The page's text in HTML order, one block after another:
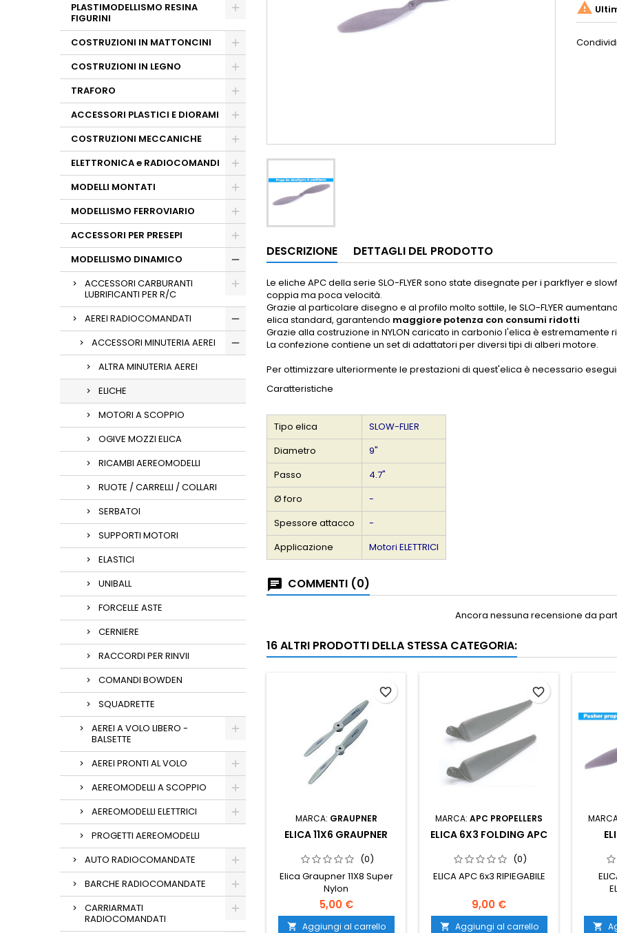
PLASTIMODELLISMO RESINA
FIGURINI
COSTRUZIONI IN MATTONCINI
COSTRUZIONI IN LEGNO
TRAFORO
ACCESSORI PLASTICI E DIORAMI
COSTRUZIONI MECCANICHE
ELETTRONICA e RADIOCOMANDI
MODELLI MONTATI
MODELLISMO FERROVIARIO
ACCESSORI PER PRESEPI
MODELLISMO DINAMICO
ACCESSORI CARBURANTI
LUBRIFICANTI PER R/C
AEREI RADIOCOMANDATI
ACCESSORI MINUTERIA AEREI
ALTRA MINUTERIA AEREI
ELICHE
MOTORI A SCOPPIO
OGIVE MOZZI ELICA
RICAMBI AEREOMODELLI
RUOTE / CARRELLI / COLLARI
SERBATOI
SUPPORTI MOTORI
ELASTICI
UNIBALL
FORCELLE ASTE
CERNIERE
RACCORDI PER RINVII
COMANDI BOWDEN
SQUADRETTE
AEREI A VOLO LIBERO -
BALSETTE
AEREI PRONTI AL VOLO
AEREOMODELLI A SCOPPIO
AEREOMODELLI ELETTRICI
PROGETTI AEREOMODELLI
AUTO RADIOCOMANDATE
BARCHE RADIOCOMANDATE
CARRIARMATI
RADIOCOMANDATI

Condividi
DESCRIZIONE DETTAGLI DEL PRODOTTO
Le eliche APC della serie SLO-FLYER sono state disegnate per i parkflyer e
coppia ma poca velocità.
Grazie al particolare disegno e al profilo molto sottile, le SLO-FLYER
elica standard, garantendo maggiore potenza con consumi ridotti
Grazie alla costruzione in NYLON caricato in carbonio l'elica è
La confezione contiene un set di adattatori per diversi tipi di alberi motore.
Per ottimizzare ulteriormente le prestazioni di quest'elica è necessario
Caratteristiche
Tipo elica
SLOW-FLIER
Diametro
9"
Passo
4.7"
Ø foro
-
Spessore attacco
-
Applicazione
Motori ELETTRICI
COMMENTI (0)
Ancora nessuna recensione da
16 ALTRI PRODOTTI DELLA STESSA CATEGORIA:
MARCA: GRAUPNER
ELICA 11X6 GRAUPNER
(0)
Elica Graupner 11X8 Super
Nylon
5,00 €
 Aggiungi al carrello
favorite_border
MARCA: APC PROPELLERS
ELICA 6X3 FOLDING APC
(0)
ELICA APC 6x3 RIPIEGABILE
9,00 €
 Aggiungi al carrello
favorite_border
